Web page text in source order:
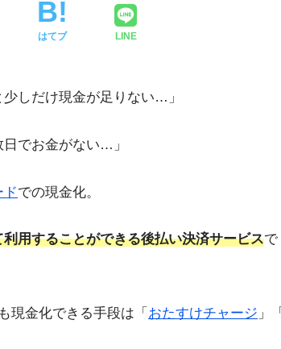
はてブ LINE
しだけ現金が足りない…」
日でお金がない…」
ドでの現金化。
用することができる後払い決済サービスで
現金化できる手段は「 おたすけチャージ 」「